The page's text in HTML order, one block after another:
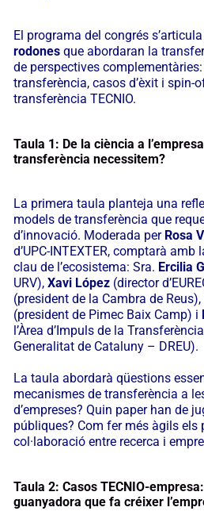
El programa del congrés
rodones que abordaran la
de perspectives
transferència, casos d’èxit i spin-
transferència TECNIO.
Taula 1: De la ciència a
transferència necessitem?
La primera taula planteja una
models de transferència que
d’innovació. Moderada per Rosa
d’UPC-INTEXTER, comptarà
clau de l’ecosistema: Sra. Ercilia
URV),Xavi López (director
(president de la Cambra de Reus),
(president de Pimec Baix Camp) i
l’Àrea d’Impuls de la
Generalitat de Cataluny – DREU).
La taula abordarà qüestions
mecanismes de transferència a
d’empreses? Quin paper han de
públiques? Com fer més àgils els
col·laboració entre recerca i
Taula 2: Casos TECNIO-empresa:
guanyadora que fa créixer